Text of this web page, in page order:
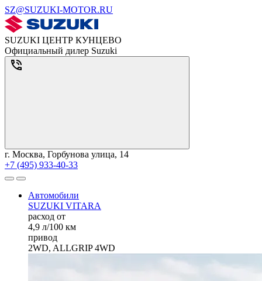
SZ@SUZUKI-MOTOR.RU
SUZUKI ЦЕНТР КУНЦЕВО
Официальный дилер Suzuki
г. Москва, Горбунова улица, 14
+7 (495) 933-40-33
Автомобили
SUZUKI VITARA
расход от
4,9 л/100 км
привод
2WD, ALLGRIP 4WD